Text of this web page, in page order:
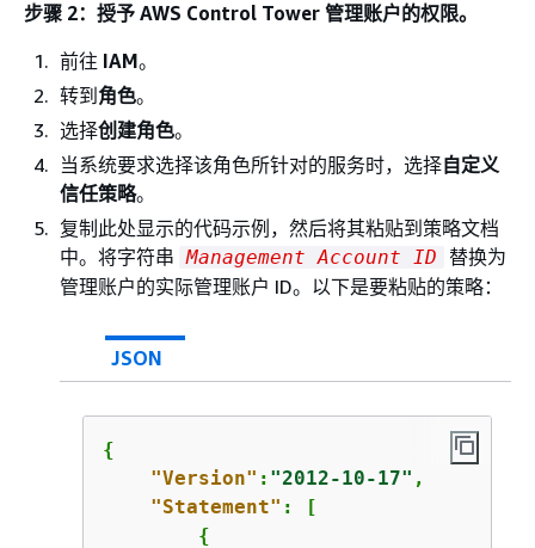
步骤 2：授予 AWS Control Tower 管理账户的权限。
前往 IAM。
转到 角色。
选择创建角色。
当系统要求选择该角色所针对的服务时，选择自定义
信任策略。
复制此处显示的代码示例，然后将其粘贴到策略文档
中。将字符串 Management Account ID
替换为
管理账户的实际管理账户 ID。以下是要粘贴的策略：
JSON
{
"Version" : "2012-10-17" ,
"Statement" : [
{